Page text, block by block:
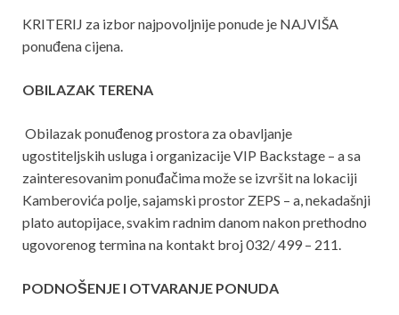
KRITERIJ za izbor najpovoljnije ponude je NAJVIŠA
ponuđena cijena.
OBILAZAK TERENA
Obilazak ponuđenog prostora za obavljanje
ugostiteljskih usluga i organizacije VIP Backstage – a sa
zainteresovanim ponuđačima može se izvršit na lokaciji
Kamberovića polje, sajamski prostor ZEPS – a, nekadašnji
plato autopijace, svakim radnim danom nakon prethodno
ugovorenog termina na kontakt broj 032/ 499 – 211.
PODNOŠENJE I OTVARANJE PONUDA